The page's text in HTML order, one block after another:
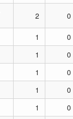
2 0
1 0
1 0
1 0
1 0
1 0